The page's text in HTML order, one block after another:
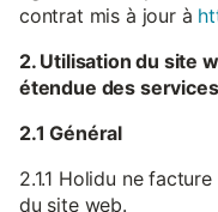
contrat mis à jour à
2. Utilisation du site
étendue des services
2.1 Général
2.1.1 Holidu ne
du site web.